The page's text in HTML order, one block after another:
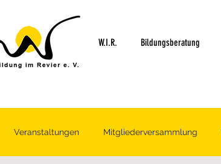
W.I.R. Bildungsberatung
Veranstaltungen Mitgliederversammlung